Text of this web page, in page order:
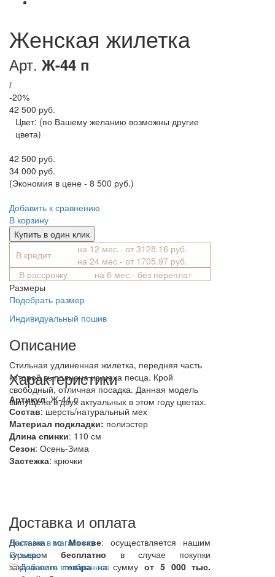
Женская жилетка
Арт. Ж-44 п
i
-20%
42 500 руб.
Цвет: (по Вашему желанию возможны другие
цвета)
42 500 руб.
34 000 руб.
(Экономия в цене - 8 500 руб.)
Добавить к сравнению
В корзину
Купить в один клик
В кредит
на 12 мес.- от 3128.16 руб.
на 24 мес.- от 1705.97 руб.
В рассрочку
на 6 мес.- без переплат
Размеры
Подобрать размер
Индивидуальный пошив
Описание
Стильная удлиненная жилетка, передняя часть
которой выполнена из меха песца. Крой
свободный, отличная посадка. Данная модель
выпущена в двух актуальных в этом году цветах.
Характеристики
Артикул: Ж-44 п
Состав: шерсть/натуральный мех
Материал подкладки: полиэстер
Длина спинки: 110 см
Сезон: Осень-Зима
Застежка: крючки
Доставка и оплата
Доставка поМоскве: осуществляется нашим
курьеромбесплатно в случае покупки
заказанного товара на суммуот 5 000 тыс.
Наличие в магазинах
Отзывы
Добавить в избранное